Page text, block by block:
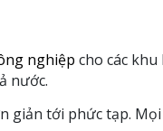
nghiệp cho các
nước.
giản tới phức tạp.